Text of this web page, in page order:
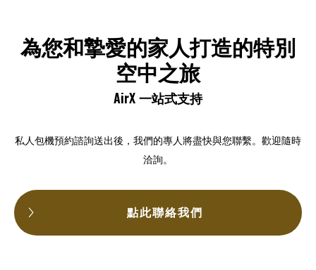
為您和摯愛的家人打造的特別
空中之旅
AirX 一站式支持
私人包機預約諮詢送出後，我們的專人將盡快與您聯繫。歡迎隨時
洽詢。
點此聯絡我們